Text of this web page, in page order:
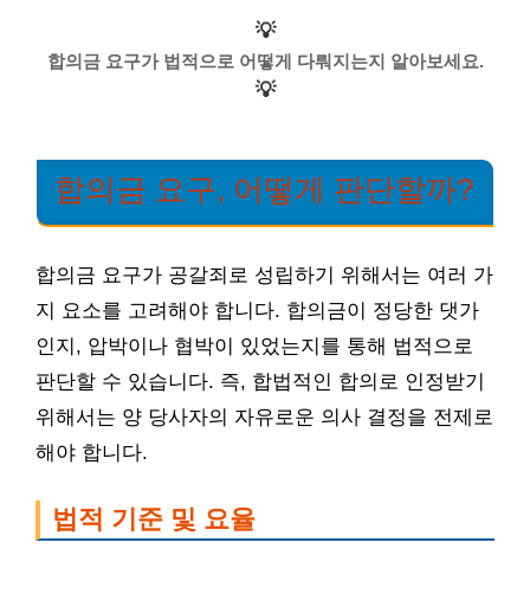
💡
합의금 요구가 법적으로 어떻게 다뤄지는지 알아보세요.
💡
합의금 요구, 어떻게 판단할까?
합의금 요구가 공갈죄로 성립하기 위해서는 여러 가
지 요소를 고려해야 합니다. 합의금이 정당한 댓가
인지, 압박이나 협박이 있었는지를 통해 법적으로
판단할 수 있습니다. 즉, 합법적인 합의로 인정받기
위해서는 양 당사자의 자유로운 의사 결정을 전제로
해야 합니다.
법적 기준 및 요율